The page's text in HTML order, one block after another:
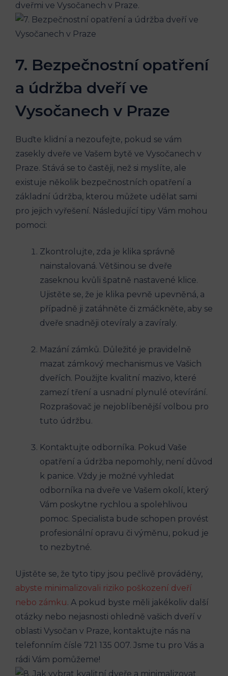
dveřmi ve Vysočanech v Praze.
7. Bezpečnostní opatření
a údržba dveří ve
Vysočanech v Praze
Buďte klidní a nezoufejte, pokud se vám
zasekly dveře ve Vašem bytě ve Vysočanech v
Praze. Stává se to častěji, než si myslíte, ale
existuje několik bezpečnostních opatření a
základní údržba, kterou můžete udělat sami
pro jejich vyřešení. Následující tipy Vám mohou
pomoci:
Zkontrolujte, zda je klika správně
nainstalovaná. Většinou se dveře
zaseknou kvůli špatně nastavené klice.
Ujistěte se, že je klika pevně upevněná, a
případně ji zatáhněte či zmáčkněte, aby se
dveře snadněji otevíraly a zavíraly.
Mazání zámků. Důležité je pravidelně
mazat zámkový mechanismus ve Vašich
dveřích. Použijte kvalitní mazivo, které
zamezí tření a usnadní plynulé otevírání.
Rozprašovač je nejoblíbenější volbou pro
tuto údržbu.
Kontaktujte odborníka. Pokud Vaše
opatření a údržba nepomohly, není důvod
k panice. Vždy je možné vyhledat
odborníka na dveře ve Vašem okolí, který
Vám poskytne rychlou a spolehlivou
pomoc. Specialista bude schopen provést
profesionální opravu či výměnu, pokud je
to nezbytné.
Ujistěte se, že tyto tipy jsou pečlivě prováděny,
abyste minimalizovali riziko poškození dveří
nebo zámku. A pokud byste měli jakékoliv další
otázky nebo nejasnosti ohledně vašich dveří v
oblasti Vysočan v Praze, kontaktujte nás na
telefonním čísle 721 135 007. Jsme tu pro Vás a
rádi Vám pomůžeme!